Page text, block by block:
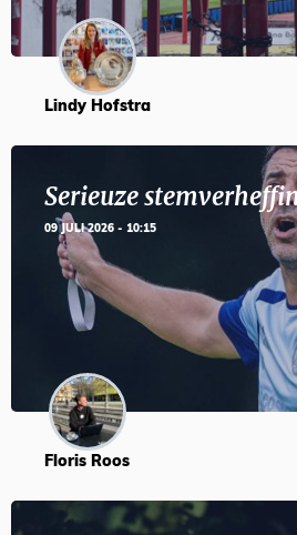
Lindy Hofstra
Serieuze
09 JULI 2026 - 10:15
Floris Roos